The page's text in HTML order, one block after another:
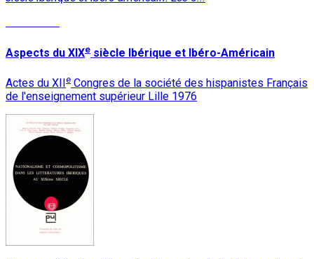
Aspects du XIXe siècle Ibérique et Ibéro-Américain
Actes du XII e Congres de la société des hispanistes Français
de l'enseignement supérieur Lille 1976